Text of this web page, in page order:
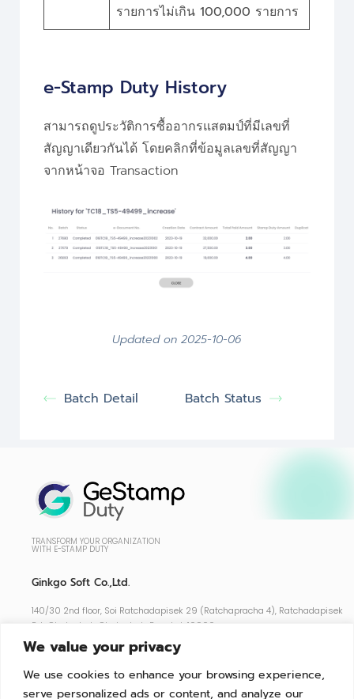
We value your privacy
We use cookies to enhance your browsing experience,
serve personalized ads or content, and analyze our
รายการไม่เกิน 100,000 รายการ
e-Stamp Duty History
สามารถดูประวัติการซื้ออากรแสตมป์ที่มีเลขที่
สัญญาเดียวกันได้ โดยคลิกที่ข้อมูลเลขที่สัญญา
จากหน้าจอ Transaction
Updated on 2025-10-06
Batch Detail Batch Status
TRANSFORM YOUR ORGANIZATION
WITH E-STAMP DUTY
Ginkgo Soft Co.,Ltd.
140/30 2nd floor, Soi Ratchadapisek 29 (Ratchapracha 4), Ratchadapisek
Rd., Chatuchak, Chatuchak, Bangkok 10900
Support : 02-026-5255
Features